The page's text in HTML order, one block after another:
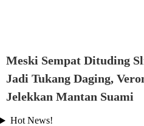
Meski Sempat Dituding
Jadi Tukang Daging,
Jelekkan Mantan Suami
Hot News!